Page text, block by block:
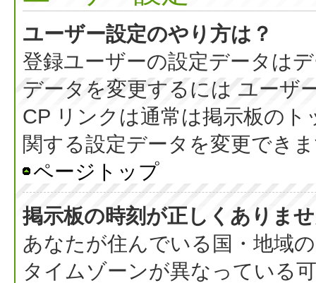
ユーザー設定のやり方は？
登録ユーザーの設定データは
データを変更するには ユーザ
CP リンクは通常は掲示板の
関する設定データを変更でき
ページトップ
掲示板の時刻が正しくありま
あなたが住んでいる国・地域
タイムゾーンが異なっている